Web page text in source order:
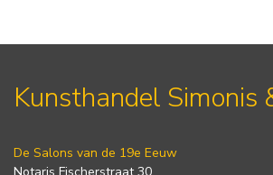
Kunsthandel Simonis
De Salons van de 19e Eeuw